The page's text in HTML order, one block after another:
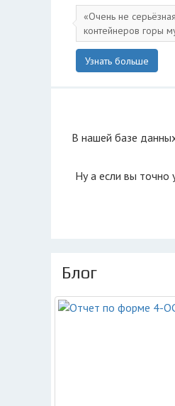
Очень не
контейнеров горы
Узнать больше
В нашей базе
Ну а если вы точно
Блог